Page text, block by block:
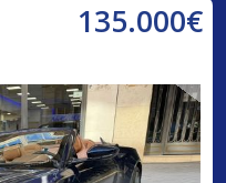
135.000€